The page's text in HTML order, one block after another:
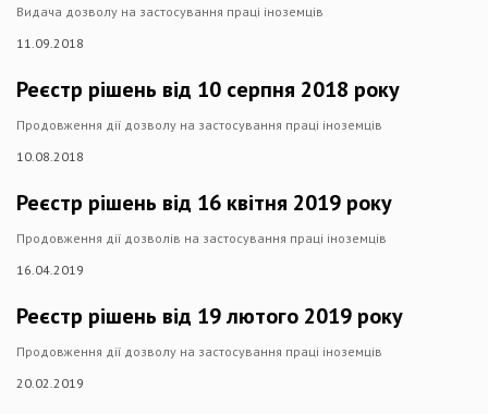
Видача дозволу на застосування праці іноземців​
11.09.2018
Реєстр рішень від 10 серпня 2018 року
Продовження дії дозволу на застосування праці іноземців​
10.08.2018
Реєстр рішень від 16 квітня 2019 року
Продовження дії дозволів на застосування праці іноземців
16.04.2019
Реєстр рішень від 19 лютого 2019 року
Продовження дії дозволу на застосування праці іноземців​
20.02.2019